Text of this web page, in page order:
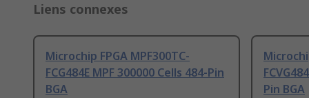
Liens connexes
Microchip FPGA MPF300TC-
FCG484E MPF 300000 Cells 484-Pin
BGA
Pin BGA